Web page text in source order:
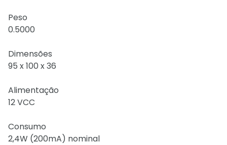
Peso
0.5000
Dimensões
95 x 100 x 36
Alimentação
12 VCC
Consumo
2,4W (200mA) nominal